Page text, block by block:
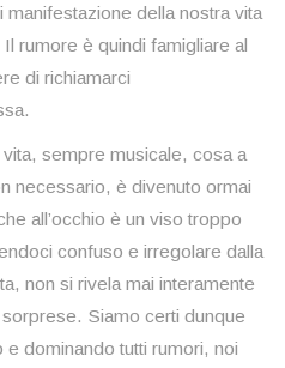
della nostra vita
rumore è quindi famigliare al
di richiamarci
sempre musicale, cosa a
necessario, è divenuto ormai
all’occhio è un viso troppo
confuso e irregolare dalla
non si rivela mai interamente
Siamo certi dunque
dominando tutti rumori, noi